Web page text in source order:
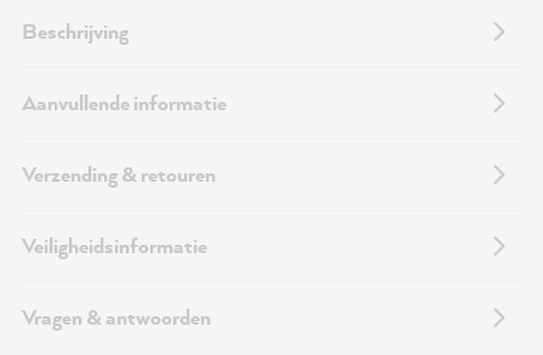
Beschrijving
Aanvullende informatie
Verzending & retouren
Veiligheidsinformatie
Vragen & antwoorden